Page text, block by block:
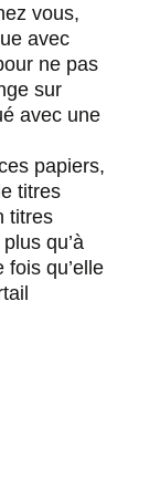
vous,
avec
ne pas
sur
avec une
papiers,
titres
titres
qu’à
qu’elle